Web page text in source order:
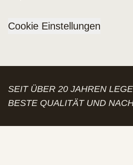
Cookie Einstellungen
SEIT ÜBER 20 JAHREN
BESTE QUALITÄT UND